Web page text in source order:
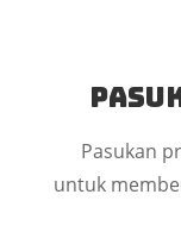
Pasukan
untuk